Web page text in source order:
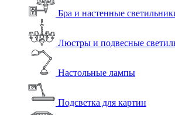
Бра и настенные
Люстры и подвесные
Настольные лампы
Подсветка для картин